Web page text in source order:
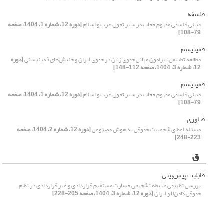
فلسفه
مبانی فلسفی مفهوم حجاب در سیر تحول غرب و اسلام [دوره 12، شماره 1، 1404، صفحه
79-108]
فمینیسم
مطالعه تطبیقی پیرامون مبانی حقوق زنان در حقوق ایران و جنبش‌های فمینیستی[دوره
12، شماره 3، 1404، صفحه 112-148]
فمینیسم
مبانی فلسفی مفهوم حجاب در سیر تحول غرب و اسلام [دوره 12، شماره 1، 1404، صفحه
79-108]
فناوری
مسئله اعطای شخصیت حقوقی به هوش مصنوعی [دوره 12، شماره 2، 1404، صفحه
223-248]
ق
قابلیت پیش‌بینی
بررسی تطبیقی ضابطه تشخیص خسارت مستقیم قراردادی و غیر قراردادی در نظام
حقوقی کامن‌لا و ایران[دوره 12، شماره 3، 1404، صفحه 205-228]